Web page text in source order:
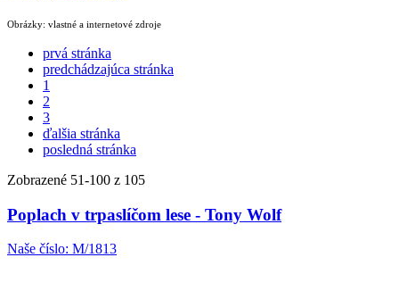
Obrázky: vlastné a internetové zdroje
prvá stránka
predchádzajúca stránka
1
2
3
ďalšia stránka
posledná stránka
Zobrazené 51-100 z 105
Poplach v trpaslíčom lese - Tony Wolf
Naše číslo: M/1813